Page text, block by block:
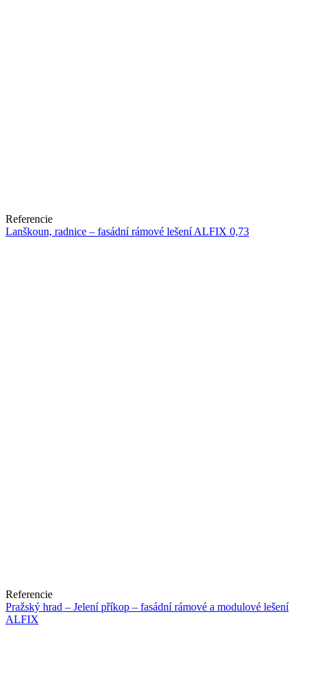
Referencie
Lanškoun, radnice – fasádní rámové lešení ALFIX 0,73
Referencie
Pražský hrad – Jelení příkop – fasádní rámové a modulové lešení
ALFIX